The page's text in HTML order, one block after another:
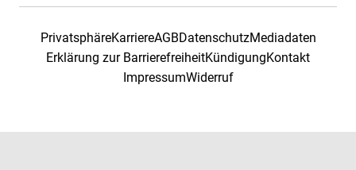
PrivatsphäreKarriereAGBDatenschutzMediadaten
Erklärung zur BarrierefreiheitKündigungKontakt
ImpressumWiderruf